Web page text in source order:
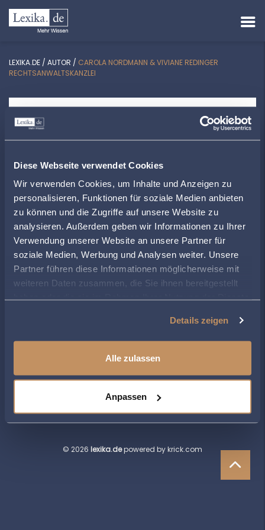
Diese Webseite verwendet Cookies
Wir verwenden Cookies, um Inhalte und Anzeigen zu
personalisieren, Funktionen für soziale Medien anbieten
zu können und die Zugriffe auf unsere Website zu
analysieren. Außerdem geben wir Informationen zu Ihrer
Verwendung unserer Website an unsere Partner für
soziale Medien, Werbung und Analysen weiter. Unsere
Partner führen diese Informationen möglicherweise mit
weiteren Daten zusammen, die Sie ihnen bereitgestellt
haben oder die sie im Rahmen Ihrer Nutzung der Dienste
Details zeigen
Alle zulassen
Anpassen
LEXIKA.DE / AUTOR / CAROLA NORDMANN & VIVIANE REDINGER
RECHTSANWALTSKANZLEI
CAROLA NORDMANN & VIVIANE
REDINGER RECHTSANWALTSKANZLEI
Marktstraße 6 | 29690 Schwarmstedt
info@nordmann-redinger.de
nordmann-redinger.de
ZUR ÜBERSICHT
DATENSCHUTZERKLÄRUNG
IMPRESSUM
RECHTLICHE HINWEISE
© 2026 lexika.depowered by krick.com